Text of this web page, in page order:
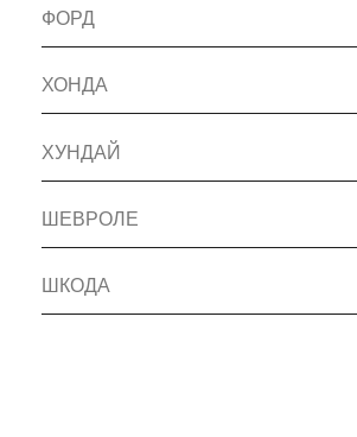
ФОРД
ХОНДА
ХУНДАЙ
ШЕВРОЛЕ
ШКОДА